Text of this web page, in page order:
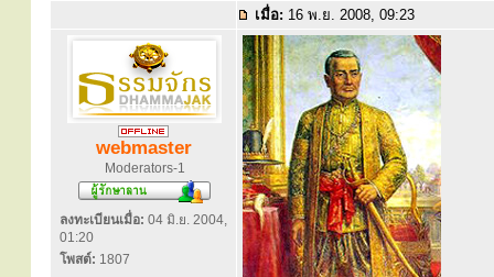
เมื่อ: 16 พ.ย. 2008, 09:23
webmaster
Moderators-1
ลงทะเบียนเมื่อ: 04 มิ.ย. 2004,
01:20
โพสต์: 1807